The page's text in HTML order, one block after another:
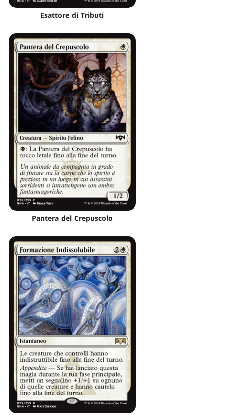
Esattore di Tributi
Pantera del Crepuscolo